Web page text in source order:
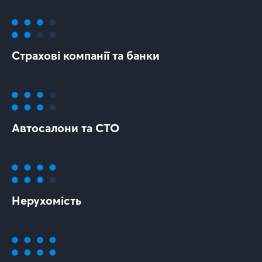
Страхові компанії та банки
Автосалони та СТО
Нерухомість